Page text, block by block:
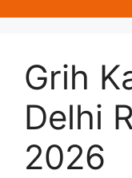
Grih
Delhi
2026